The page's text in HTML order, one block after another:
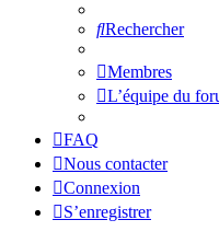
Rechercher
Membres
L’équipe du
FAQ
Nous contacter
Connexion
S’enregistrer